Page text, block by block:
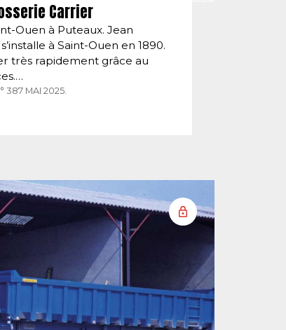
Carrier
Ouen à Puteaux. Jean
à Saint-Ouen en 1890.
très rapidement grâce au
387 MAI 2025.